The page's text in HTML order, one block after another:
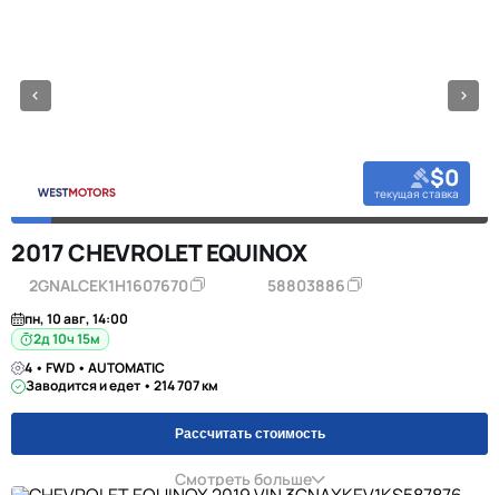
$0
текущая ставка
2017 CHEVROLET EQUINOX
2GNALCEK1H1607670 58803886
пн, 10 авг, 14:00
2д 10ч 15м
4 • FWD • AUTOMATIC
Заводится и едет • 214 707 км
Рассчитать стоимость
Смотреть больше